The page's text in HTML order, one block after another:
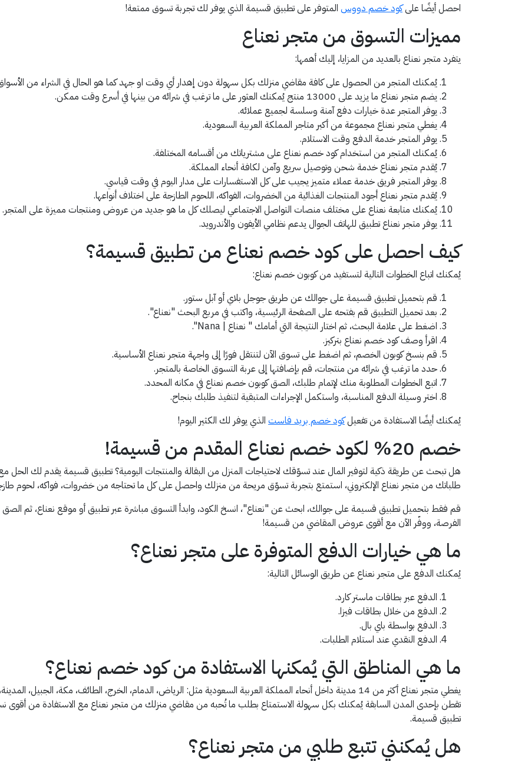
احصل أيضًا علىكود خصم دووس المتوفر على تطبيق قسيمة الذي يوفر لك تجربة تسوق ممتعة!
مميزات التسوق من متجر نعناع
يتفرد متجر نعناع بالعديد من المزايا، إليك أهمها:
يُمكنك المتجر من الحصول على كافة مقاضي منزلك بكل سهولة دون إهدار أي وقت او جهد كما هو الحال في الشراء من
يضم متجر نعناع ما يزيد على 13000 منتج يُمكنك العثور على ما ترغب في شرائه من بينها في أسرع وقت ممكن.
يوفر المتجر عدة خيارات دفع آمنة وسلسة لجميع عملائه.
يغطي متجر نعناع مجموعة من أكبر متاجر المملكة العربية السعودية.
يوفر المتجر خدمة الدفع وقت الاستلام.
يُمكنك المتجر من استخدام كود خصم نعناع على مشترياتك من أقسامه المختلفة.
يُقدم متجر نعناع خدمة شحن وتوصيل سريع وآمن لكافة أنحاء المملكة.
يوفر المتجر فريق خدمة عملاء متميز يجيب على كل الاستفسارات على مدار اليوم في وقت قياسي.
يُقدم متجر نعناع أجود المنتجات الغذائية من الخضروات، الفواكه، اللحوم الطازجة على اختلاف أنواعها.
يُمكنك متابعة نعناع على مختلف منصات التواصل الاجتماعي ليصلك كل ما هو جديد من عروض ومنتجات مميزة على المتجر.
يوفر متجر نعناع تطبيق للهاتف الجوال يدعم نظامي الأيفون والأندرويد.
كيف احصل على كود خصم نعناع من تطبيق قسيمة؟
يُمكنك اتباع الخطوات التالية لتستفيد من كوبون خصم نعناع:
قم بتحميل تطبيق قسيمة على جوالك عن طريق جوجل بلاي أو آبل ستور.
بعد تحميل التطبيق قم بفتحه على الصفحة الرئيسية، واكتب في مربع البحث "نعناع".
اضغط على علامة البحث، ثم اختار النتيجة التي أمامك " نعناع | Nana".
اقرأ وصف كود خصم نعناع بتركيز.
قم بنسخ كوبون الخصم، ثم اضغط على تسوق الآن لتنتقل فورًا إلى واجهة متجر نعناع الأساسية.
حدد ما ترغب في شرائه من منتجات، قم بإضافتها إلى عربة التسوق الخاصة بالمتجر.
اتبع الخطوات المطلوبة منك لإتمام طلبك، الصق كوبون خصم نعناع في مكانه المحدد.
اختر وسيلة الدفع المناسبة، واستكمل الإجراءات المتبقية لتنفيذ طلبك بنجاح.
يُمكنك أيضًا الاستفادة من تفعيلكود خصم بريد فاست الذي يوفر لك الكثير اليوم!
خصم 20% لكود خصم نعناع المقدم من قسيمة!
طلباتك من متجر نعناع الإلكتروني، استمتع بتجربة تسوّق مريحة من منزلك واحصل على كل ما تحتاجه من خضروات، فواكه، لحوم
قم فقط بتحميل تطبيق قسيمة على جوالك، ابحث عن "نعناع"، انسخ الكود، وابدأ التسوق مباشرة عبر تطبيق أو موقع نعناع، ثم
الفرصة، ووفّر الآن مع أقوى عروض المقاضي من قسيمة!
ما هي خيارات الدفع المتوفرة على متجر نعناع؟
يُمكنك الدفع على متجر نعناع عن طريق الوسائل التالية:
الدفع عبر بطاقات ماستر كارد.
الدفع من خلال بطاقات فيزا.
الدفع بواسطة باي بال.
الدفع النقدي عند استلام الطلبات.
ما هي المناطق التي يُمكنها الاستفادة من كود خصم نعناع؟
يغطي متجر نعناع أكثر من 14 مدينة داخل أنحاء المملكة العربية السعودية مثل: الرياض، الدمام، الخرج، الطائف، مكة،
تقطن بإحدى المدن السابقة يُمكنك بكل سهولة الاستمتاع بطلب ما تُحبه من مقاضي منزلك من متجر نعناع مع الاستفادة من
تطبيق قسيمة.
هل يُمكنني تتبع طلبي من متجر نعناع؟